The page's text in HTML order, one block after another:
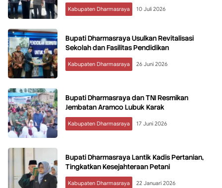
Kabupaten Dharmasraya 10 Juli 2026
Bupati Dharmasraya Usulkan Revitalisasi
Sekolah dan Fasilitas Pendidikan
Kabupaten Dharmasraya 26 Juni 2026
Bupati Dharmasraya dan TNI Resmikan
Jembatan Aramco Lubuk Karak
Kabupaten Dharmasraya 17 Juni 2026
Bupati Dharmasraya Lantik Kadis Pertanian,
Tingkatkan Kesejahteraan Petani
Kabupaten Dharmasraya 22 Januari 2026